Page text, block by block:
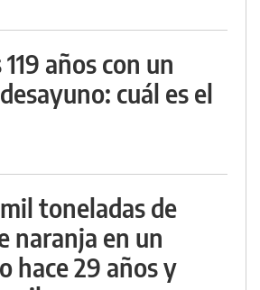
años con un
cuál es el
toneladas de
naranja en un
hace 29 años y